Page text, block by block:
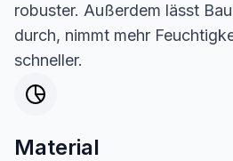
robuster. Außerdem lässt
durch, nimmt mehr
schneller.
Material